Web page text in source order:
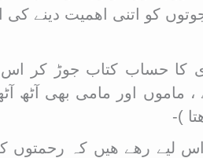
کو اتنی اھمیت دینے
کا حساب کتاب جوڑ کر
اور مامی بھی آٹھ
)-
لیے رھے ھیں کہ رحمتوں